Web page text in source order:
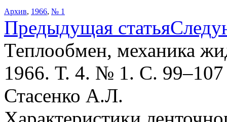
Архив, 1966, № 1
Предыдущая статья
Теплообмен, механика
1966. Т. 4. № 1. С. 99–107
Стасенко А.Л.